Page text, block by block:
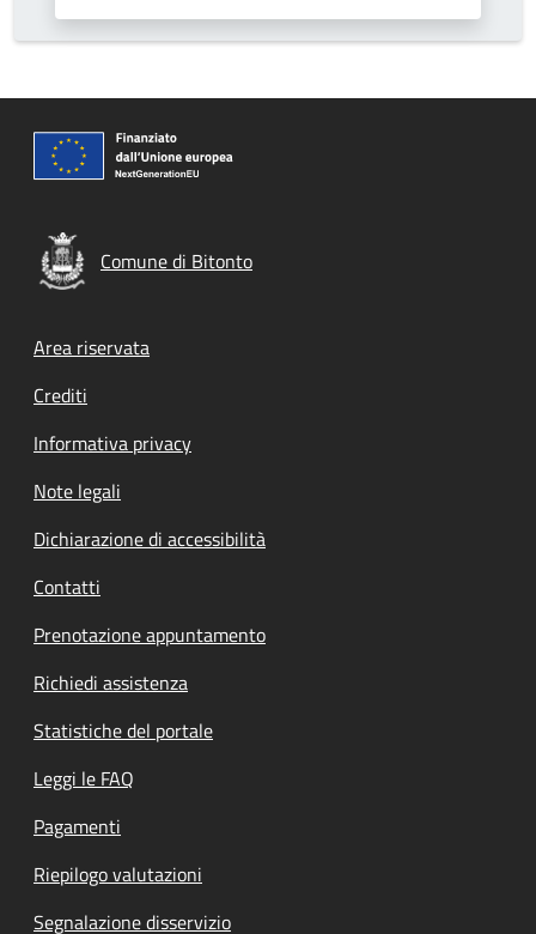
Comune di Bitonto
Footer menu
Area riservata
Crediti
Informativa privacy
Note legali
Dichiarazione di accessibilità
Contatti
Prenotazione appuntamento
Richiedi assistenza
Statistiche del portale
Leggi le FAQ
Pagamenti
Riepilogo valutazioni
Segnalazione disservizio